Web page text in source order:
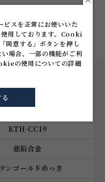
覧
KTH-CC19
亜鉛合金
ンゴールドめっき
ビスを正常にお使いいた
しております。 Cooki
同意する」ボタンを押し
い場合、一部の機能がご利
の使用についての詳細